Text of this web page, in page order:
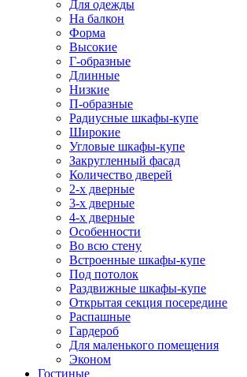
Для одежды
На балкон
Форма
Высокие
Г-образные
Длинные
Низкие
П-образные
Радиусные шкафы-купе
Широкие
Угловые шкафы-купе
Закругленный фасад
Количество дверей
2-х дверные
3-х дверные
4-х дверные
Особенности
Во всю стену
Встроенные шкафы-купе
Под потолок
Раздвижные шкафы-купе
Открытая секция посередине
Распашные
Гардероб
Для маленького помещения
Эконом
Гостиные